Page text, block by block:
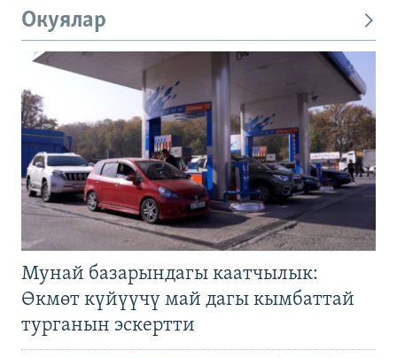
Окуялар
Мунай базарындагы каатчылык:
Өкмөт күйүүчү май дагы кымбаттай
турганын эскертти